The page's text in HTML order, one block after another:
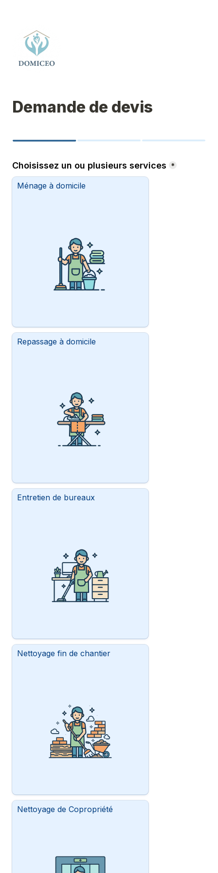
Demande de devis
Choisissez un ou plusieurs services *
Ménage à domicile
Repassage à domicile
Entretien de bureaux
Nettoyage fin de chantier
Nettoyage de Copropriété